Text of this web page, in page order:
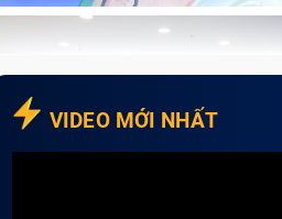
không thể hoạt động bình
thời gian dài không sửa chữa được.
ố, mài mòn,… lúc này bạn cần
nó không những mất thẩm mỹ
VIDEO MỚI NHẤT